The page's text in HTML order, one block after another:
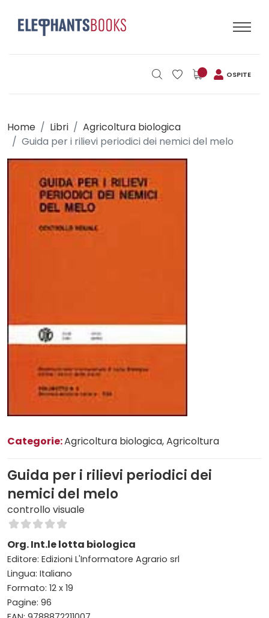
OSPITE
Home Libri
Agricoltura biologica
Guida per i rilievi periodici dei nemici del melo
Categorie:Agricoltura biologica, Agricoltura
Guida per i rilievi periodici dei
nemici del melo
controllo visuale
Org. Int.le lotta biologica
Editore: Edizioni L'Informatore Agrario srl
Lingua: Italiano
Formato: 12 x 19
Pagine: 96